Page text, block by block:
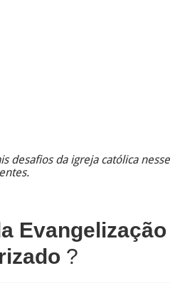
desafios da igreja católica
?